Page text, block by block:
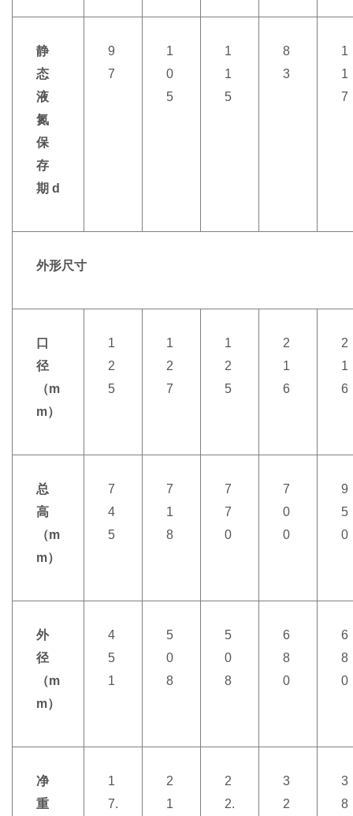
静
态
液
氮
保
存
期 d
9
7
1
0
5
1
1
5
8
3
1
1
7
外形尺寸
口
径
（m
m）
1
2
5
1
2
7
1
2
5
2
1
6
2
1
6
总
高
（m
m）
7
4
5
7
1
8
7
7
0
7
0
0
9
5
0
外
径
（m
m）
4
5
1
5
0
8
5
0
8
6
8
0
6
8
0
净
重
1
7.
2
1
2
2.
3
2
3
8